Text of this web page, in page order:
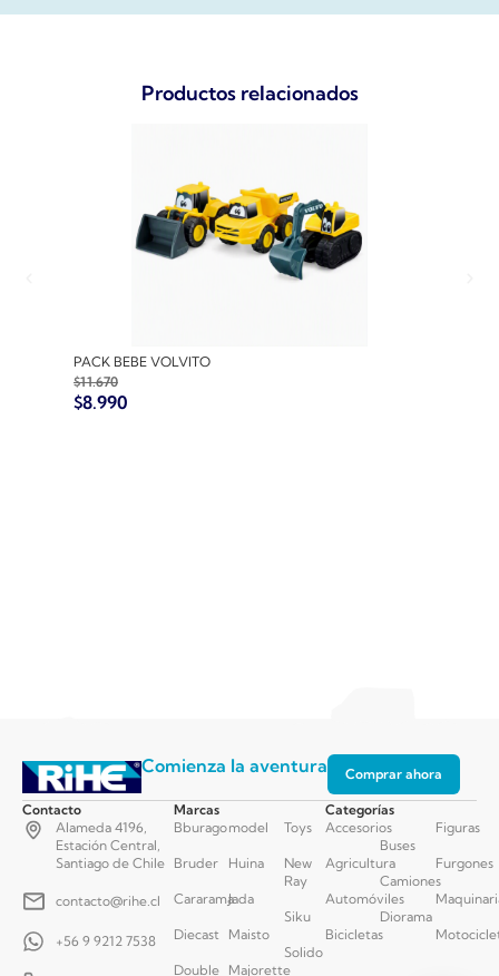
Productos relacionados
PACK BEBE VOLVITO
$11.670
$8.990
Comienza la aventura Comprar ahora
Contacto
Alameda 4196,
Estación Central,
Santiago de Chile
contacto@rihe.cl
+56 9 9212 7538
Marcas
Bburago
Bruder
Cararama
Diecast
Double
model
Huina
Jada
Maisto
Majorette
Toys
New
Ray
Siku
Solido
Categorías
Accesorios
Agricultura
Automóviles
Bicicletas
Buses
Camiones
Diorama
Figuras
Furgones